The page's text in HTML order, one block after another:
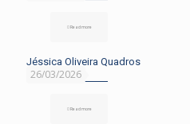
Read more
26/03/2026
Jéssica Oliveira Quadros
Read more